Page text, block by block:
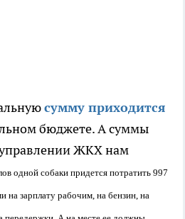
сумму приходится
бюджете. А суммы
ЖКХ нам
одной собаки придется потратить 997
на зарплату рабочим, на бензин, на